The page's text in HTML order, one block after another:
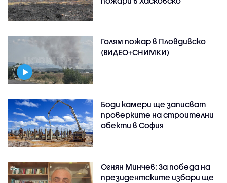
Голям пожар в Пловдивско
(ВИДЕО+СНИМКИ)
Боди камери ще записват
проверките на строителни
обекти в София
Огнян Минчев: За победа на
президентските избори ще